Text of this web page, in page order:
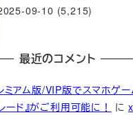
09-10 (5,215)
最近のコメント
アム版/VIP版でスマホゲー
ード』がご利用可能に！
に